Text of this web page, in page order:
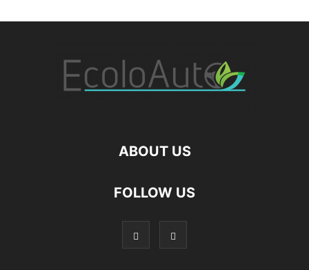
ABOUT US
FOLLOW US